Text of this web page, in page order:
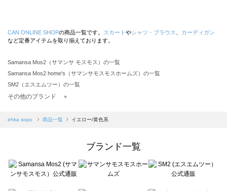
CAN ONLINE SHOPの商品一覧です。 スカート やシャツ・ブラウス
カーディガン
など定番アイテムを取り揃えております。
Samansa Mos2（サマンサ モスモス）の一覧
Samansa Mos2 home's（サマンサモスモスホームズ）の一覧
SM2（エスエムツー）の一覧
TSUHARU by Samansa Mos2（ツハルバイサマンサモスモス）の一覧
Samansa Mos2 blue（サマンサモスモス ブルー）の一覧
Te chichi（テチチ）の一覧
Te chichi CLASSIC（テチチ クラシック）の一覧
その他のブランド ＋
ehka sopo 商品一覧 イエロー/黄色系
ブランド一覧